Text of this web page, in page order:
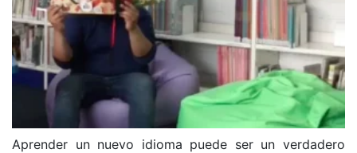
Aprender un nuevo idioma puede ser un verdadero